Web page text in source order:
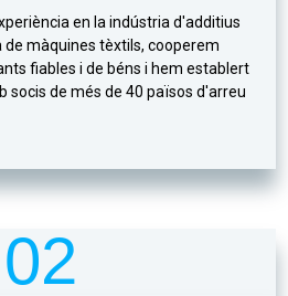
en la indústria d'additius
de màquines tèxtils, cooperem
fiables i de béns i hem establert
socis de més de 40 països d'arreu
02